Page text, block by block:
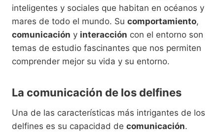
inteligentes y sociales que habitan en océanos y
mares de todo el mundo. Su comportamiento,
comunicación y interacción con el entorno son
temas de estudio fascinantes que nos permiten
comprender mejor su vida y su entorno.
La comunicación de los delfines
Una de las características más intrigantes de los
delfines es su capacidad de comunicación.